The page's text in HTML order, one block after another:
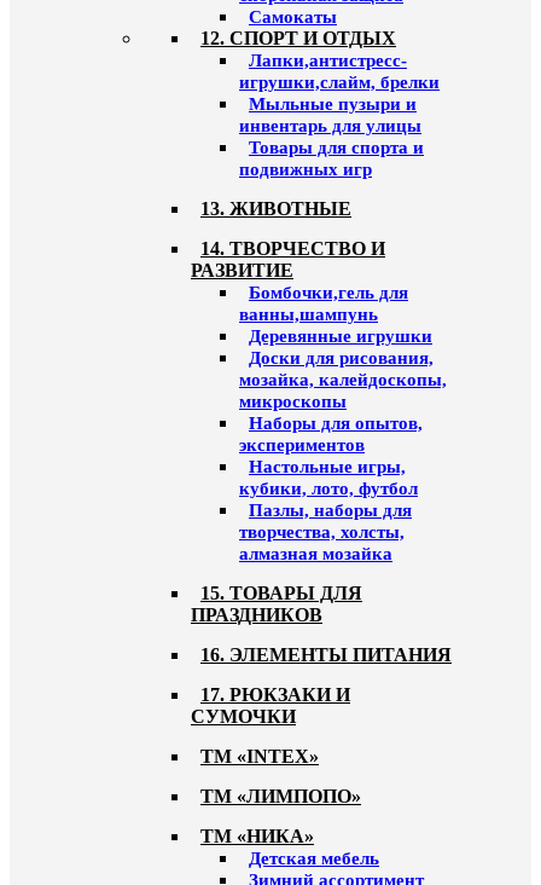
Самокаты
12. СПОРТ И ОТДЫХ
Лапки,антистресс-
игрушки,слайм, брелки
Мыльные пузыри и
инвентарь для улицы
Товары для спорта и
подвижных игр
13. ЖИВОТНЫЕ
14. ТВОРЧЕСТВО И
РАЗВИТИЕ
Бомбочки,гель для
ванны,шампунь
Деревянные игрушки
Доски для рисования,
мозайка, калейдоскопы,
микроскопы
Наборы для опытов,
экспериментов
Настольные игры,
кубики, лото, футбол
Пазлы, наборы для
творчества, холсты,
алмазная мозайка
15. ТОВАРЫ ДЛЯ
ПРАЗДНИКОВ
16. ЭЛЕМЕНТЫ ПИТАНИЯ
17. РЮКЗАКИ И
СУМОЧКИ
ТМ «INTEX»
ТМ «ЛИМПОПО»
ТМ «НИКА»
Детская мебель
Зимний ассортимент